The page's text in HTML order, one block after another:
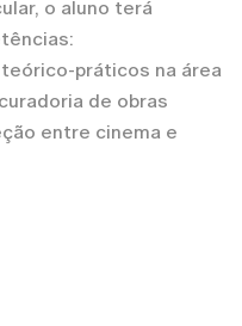
o aluno terá
práticos na área
de obras
entre cinema e